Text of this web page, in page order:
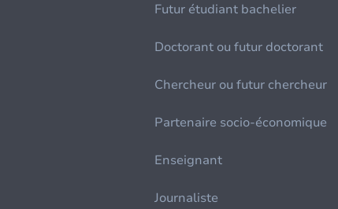
Futur étudiant bachelier
Doctorant ou futur doctorant
Chercheur ou futur chercheur
Partenaire socio-économique
Enseignant
Journaliste